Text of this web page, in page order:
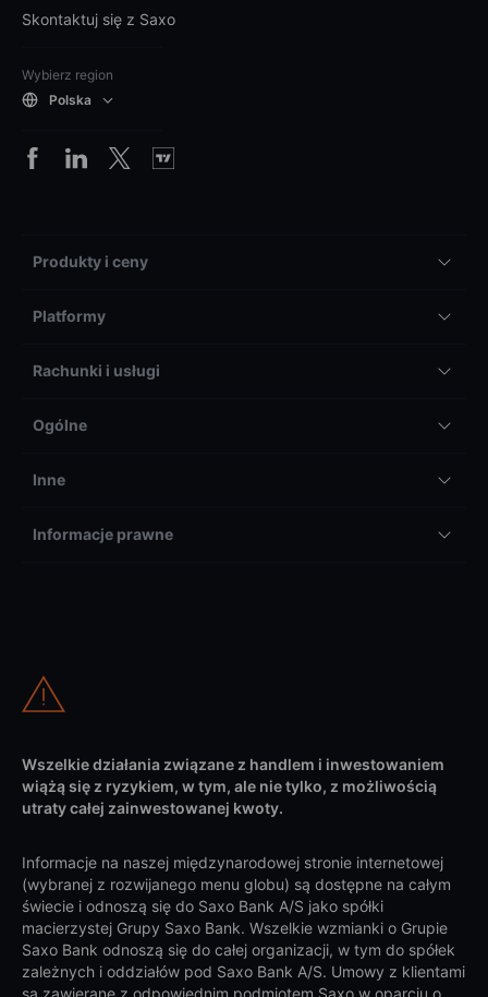
Skontaktuj się z Saxo
Wybierz region
Polska
Produkty i ceny
Platformy
Rachunki i usługi
Ogólne
Inne
Informacje prawne
Wszelkie działania związane z handlem i inwestowaniem
wiążą się z ryzykiem, w tym, ale nie tylko, z możliwością
utraty całej zainwestowanej kwoty.
Informacje na naszej międzynarodowej stronie internetowej
(wybranej z rozwijanego menu globu) są dostępne na całym
świecie i odnoszą się do Saxo Bank A/S jako spółki
macierzystej Grupy Saxo Bank. Wszelkie wzmianki o Grupie
Saxo Bank odnoszą się do całej organizacji, w tym do spółek
zależnych i oddziałów pod Saxo Bank A/S. Umowy z klientami